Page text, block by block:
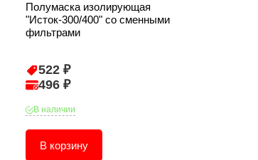
Полумаска изолирующая
"Исток-300/400" со сменными
фильтрами
522 ₽
496 ₽
В наличии
В корзину